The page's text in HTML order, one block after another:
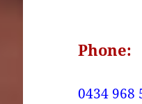
Phone:
0434 968